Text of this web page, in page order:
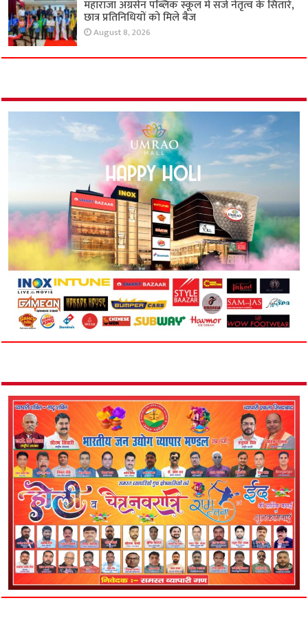
महाराजा अग्रसेन पब्लिक स्कूल में सजे नेतृत्व के सितारे,
छात्र प्रतिनिधियों को मिले बैज
August 8, 2026